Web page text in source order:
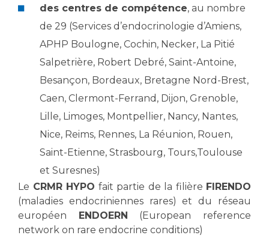
Les Comités Locaux des Usagers
Le projet des usagers
Qualité
Nos indicateurs qualité et de sécurité des soins
Protection des données
Sécurité
Rôles et missions
Liste des marchés conclus
Documents utiles
des centres de compétence, au nombre
de 29 (Services d’endocrinologie d’Amiens,
APHP Boulogne, Cochin, Necker, La Pitié
Salpetrière, Robert Debré, Saint-Antoine,
Besançon, Bordeaux, Bretagne Nord-Brest,
Caen, Clermont-Ferrand, Dijon, Grenoble,
Lille, Limoges, Montpellier, Nancy, Nantes,
Nice, Reims, Rennes, La Réunion, Rouen,
Saint-Etienne, Strasbourg, Tours,Toulouse
et Suresnes)
Le CRMR HYPO fait partie de la filière FIRENDO
(maladies endocriniennes rares) et du réseau
européen ENDOERN (European reference
network on rare endocrine conditions)